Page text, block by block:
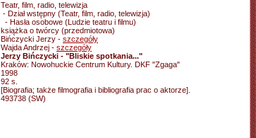
Teatr, film, radio, telewizja
- Dział wstępny (Teatr, film, radio, telewizja)
- Hasła osobowe (Ludzie teatru i filmu)
książka o twórcy (przedmiotowa)
Bińczycki Jerzy - szczegóły
Wajda Andrzej - szczegóły
Jerzy Bińczycki - "Bliskie spotkania..."
Kraków: Nowohuckie Centrum Kultury. DKF "Zgaga"
1998
92 s.
[Biografia; także filmografia i bibliografia prac o aktorze].
493738 (SW)